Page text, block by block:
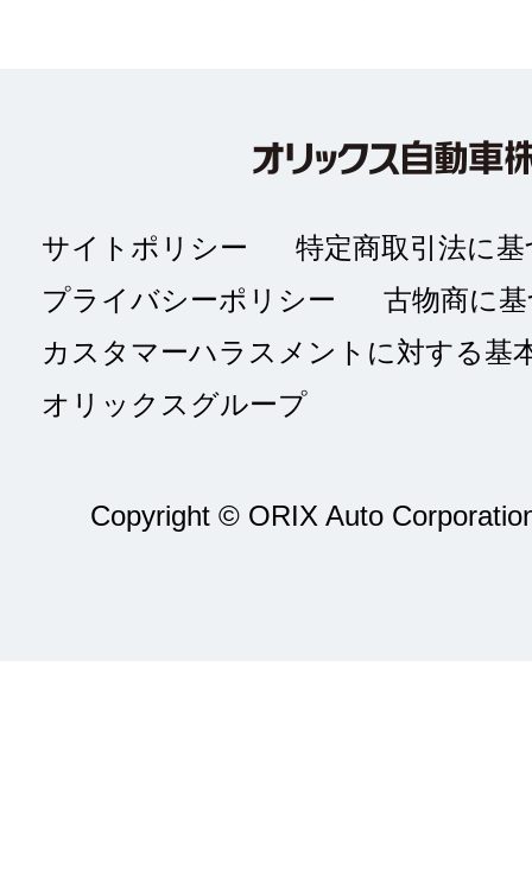
サイトポリシー
特定商取引法に
プライバシーポリシー
古物商に
カスタマーハラスメントに対する基
オリックスグループ
Copyright © ORIX Auto